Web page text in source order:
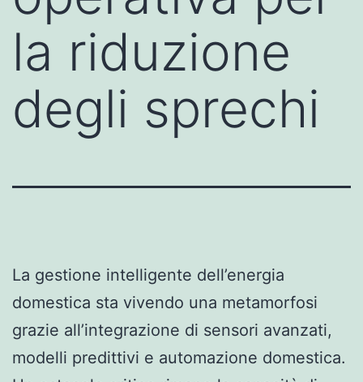
la riduzione
degli sprechi
La gestione intelligente dell’energia
domestica sta vivendo una metamorfosi
grazie all’integrazione di sensori avanzati,
modelli predittivi e automazione domestica.